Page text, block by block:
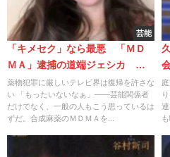
芸能
「キメセク」なら最悪 「ＭＤ
ＭＡ」逮捕の道端ジェシカ 姉
妹を巻き込んだ破滅の危機
薬物犯罪に厳しいテレビ界は復帰を許さな
い 「もったいないなぁ」――芸能関係者
だけでなく、一般の人もこう思っているは
ずだ。合成麻薬のＭＤＭＡを...